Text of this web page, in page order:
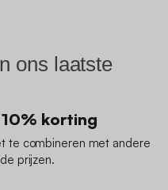
ons laatste
korting
te combineren met andere
prijzen.